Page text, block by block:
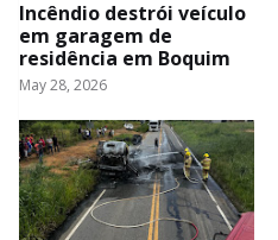
Incêndio destrói veículo
em garagem de
residência em Boquim
May 28, 2026